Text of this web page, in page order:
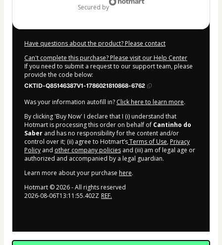
secured by
Have questions about the product? Please contact
Can't complete this purchase? Please visit our Help Center
If you need to submit a request to our support team, please
provide the code below:
CKTID-Q85146387V1-1786021810868-6762
Was your information autofill in? Click here to learn more.
By clicking 'Buy Now' I declare that I (i) understand that
Hotmart is processing this order on behalf of Cantinho do
Saber and has no responsibility for the content and/or
control over it; (ii) agree to Hotmart’sTerms of Use, Privacy
Policy and other company policies and (iii) am of legal age or
authorized and accompanied by a legal guardian.
Learn more about your purchase here.
Hotmart ©2026- All rights reserved
2026-08-06T13:11:55.402Z REF.